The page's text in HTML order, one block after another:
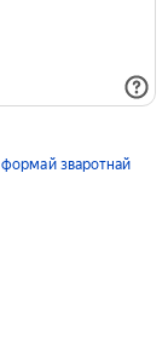
формай зваротнай